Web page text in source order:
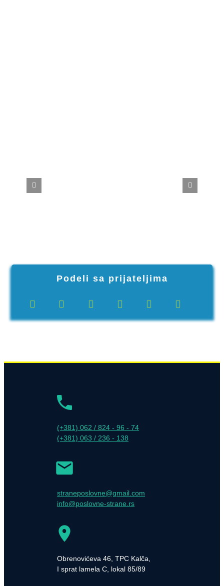
Podeli sa prijateljima
(+381) 062 / 824 - 96 - 74
(+381) 063 / 236 - 138
straneposlovne@gmail.com
info@poslovne-strane.rs
Obrenovićeva 46, TPC Kalča,
I sprat lamela C, lokal 85/89